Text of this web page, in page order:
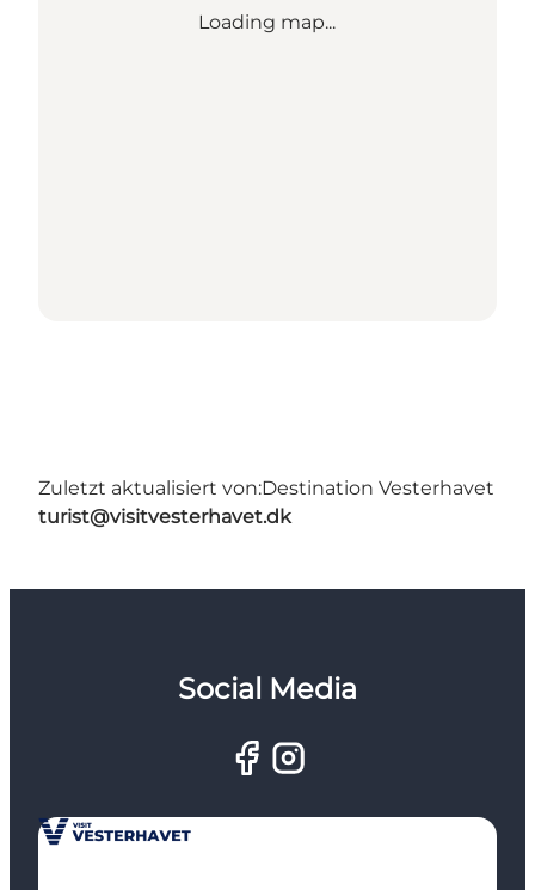
Loading map...
Zuletzt aktualisiert von:Destination Vesterhavet
turist@visitvesterhavet.dk
Social Media